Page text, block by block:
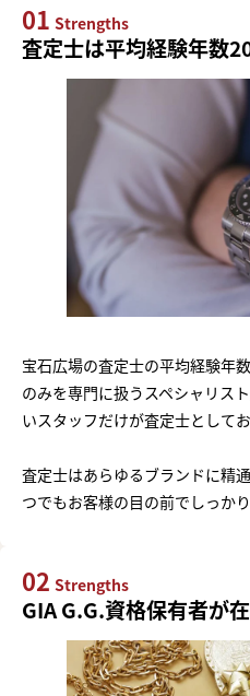
01 Strengths
査定士は平均経験年数
宝石広場の査定士の平均経験年
のみを専門に扱うスペシャリス
いスタッフだけが査定士として
査定士はあらゆるブランドに精
つでもお客様の目の前でしっか
02 Strengths
GIA G.G.資格保有者が